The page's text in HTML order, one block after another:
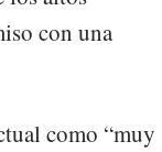
con una
como “muy